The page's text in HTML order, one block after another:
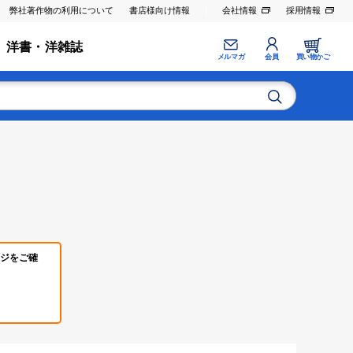
弊社著作物の利用について 書店様向け情報 会社情報 採用情報
洋書・洋雑誌
メルマガ 会員 買い物かご
をご確